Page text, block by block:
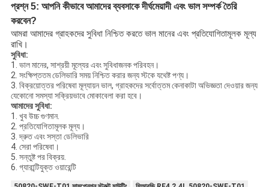
প্রশ্ন 5: আপনি কীভাবে আমাদের ব্যবসাকে দীর্ঘমেয়াদী এবং ভাল সম্পর্ক তৈরি
করবেন?
আমরা আমাদের গ্রাহকদের সুবিধা নিশ্চিত করতে ভাল মানের এবং প্রতিযোগিতামূলক মূল্য
রাখি।
সুবিধা:
1. ভাল মানের, সাশ্রয়ী মূল্যের এবং সুবিধাজনক পরিবহন।
2. সংক্ষিপ্ততম ডেলিভারি সময় নিশ্চিত করার জন্য স্টকে যথেষ্ট পণ্য।
3. বিক্রয়োত্তর পরিষেবা মূল্যায়ন ভাল, গ্রাহকদের সর্বোত্তম কেনাকাটা অভিজ্ঞতা দেওয়ার জন্য
যেকোনো সমস্যা সক্রিয়ভাবে মোকাবেলা করা হবে।
আমাদের সুবিধা:
1. খুব উচ্চ গুণমান.
2. প্রতিযোগিতামূলক মূল্য।
3. দ্রুত এবং সস্তা ডেলিভারি
4. সেরা পরিষেবা।
5. সন্তুষ্ট পর বিক্রয়.
6. গ্যারান্টিযুক্ত ওয়ারেন্টি